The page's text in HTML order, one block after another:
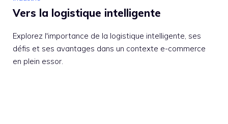
Vers la logistique intelligente
Explorez l'importance de la logistique intelligente, ses
défis et ses avantages dans un contexte e-commerce
en plein essor.